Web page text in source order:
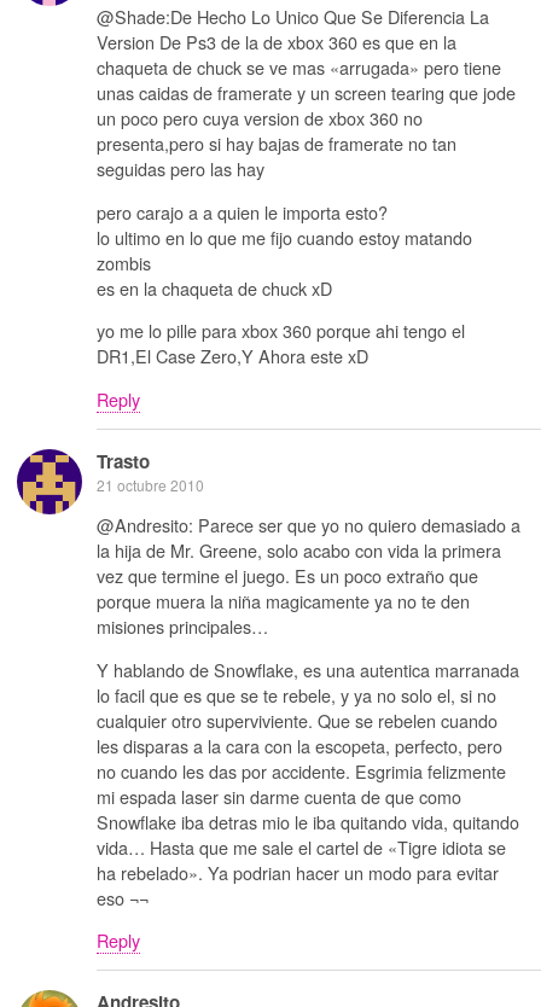
@Shade:De Hecho Lo Unico Que Se Diferencia La
Version De Ps3 de la de xbox 360 es que en la
chaqueta de chuck se ve mas «arrugada» pero tiene
unas caidas de framerate y un screen tearing que jode
un poco pero cuya version de xbox 360 no
presenta,pero si hay bajas de framerate no tan
seguidas pero las hay
pero carajo a a quien le importa esto?
lo ultimo en lo que me fijo cuando estoy matando
zombis
es en la chaqueta de chuck xD
yo me lo pille para xbox 360 porque ahi tengo el
DR1,El Case Zero,Y Ahora este xD
Reply
Trasto
21 octubre 2010
@Andresito: Parece ser que yo no quiero demasiado a
la hija de Mr. Greene, solo acabo con vida la primera
vez que termine el juego. Es un poco extraño que
porque muera la niña magicamente ya no te den
misiones principales…
Y hablando de Snowflake, es una autentica marranada
lo facil que es que se te rebele, y ya no solo el, si no
cualquier otro superviviente. Que se rebelen cuando
les disparas a la cara con la escopeta, perfecto, pero
no cuando les das por accidente. Esgrimia felizmente
mi espada laser sin darme cuenta de que como
Snowflake iba detras mio le iba quitando vida, quitando
vida… Hasta que me sale el cartel de «Tigre idiota se
ha rebelado». Ya podrian hacer un modo para evitar
eso ¬¬
Reply